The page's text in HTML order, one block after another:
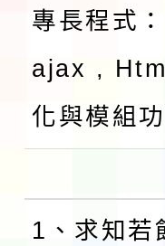
專長程式
ajax ,
化與模組
1、求知若